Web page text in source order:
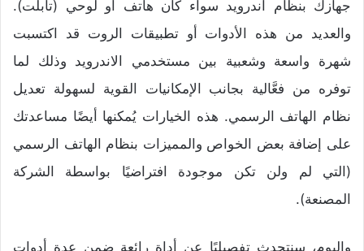
جهازك بنظام اندرويد سواء كان هاتف أو لوحي (تابلت).
والعديد من هذه الأدوات أو تطبيقات الروت قد اكتسبت
شهرة واسعة وشعبية بين مستخدمي الاندرويد وذلك لما
توفره من فعَّالية بجانب الإمكانيات القوية لسهولة تعديل
نظام الهاتف الرسمي. هذه الخيارات يُمكنها أيضًا مساعدتك
على إضافة بعض الخواص والمميزات بنظام الهاتف الرسمي
(التي لم ولن تكن موجودة افتراضيًا بواسطة الشركة
المصنعة).
واليوم، سنتحدث تفصيليًا عن أداة رائعة ضمن عِدة أدوات